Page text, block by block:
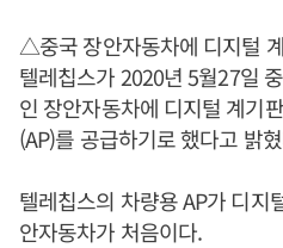
△중국 장안자동차에 디지털
텔레칩스가 2020년 5월27일
인 장안자동차에 디지털 계기
(AP)를 공급하기로 했다고 밝
텔레칩스의 차량용 AP가 디지
안자동차가 처음이다.